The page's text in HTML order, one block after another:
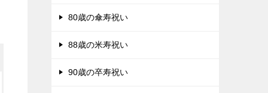
80歳の傘寿祝い
88歳の米寿祝い
90歳の卒寿祝い